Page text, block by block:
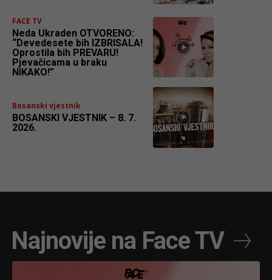
FACE TV
Neda Ukraden OTVORENO:
“Devedesete bih IZBRISALA!
Oprostila bih PREVARU!
Pjevačicama u braku
NIKAKO!”
Bosanski vjestnik
BOSANSKI VJESTNIK – 8. 7.
2026.
Najnovije na Face TV